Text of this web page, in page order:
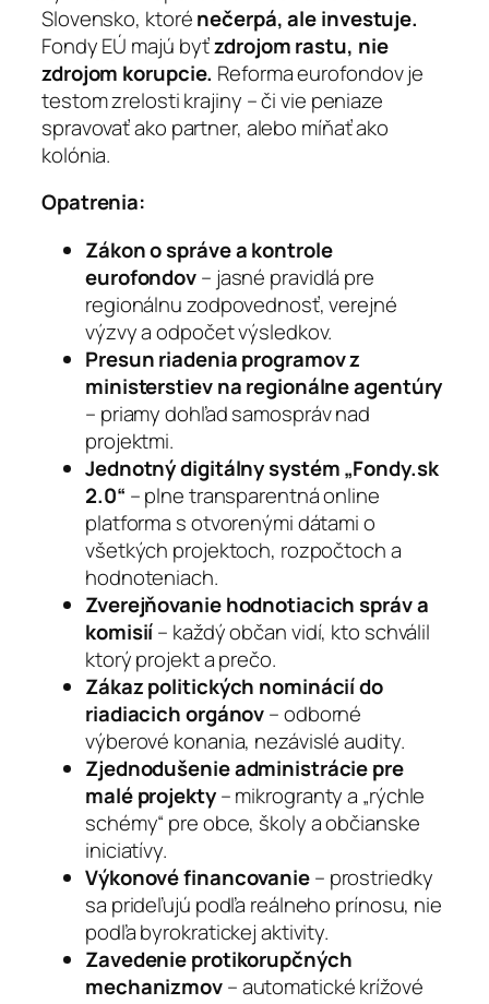
Slovensko, ktorénečerpá, ale investuje.
Fondy EÚ majú byťzdrojom rastu, nie
zdrojom korupcie. Reforma eurofondov je
testom zrelosti krajiny – či vie peniaze
spravovať ako partner, alebo míňať ako
kolónia.
Opatrenia:
Zákon o správe a kontrole
eurofondov– jasné pravidlá pre
regionálnu zodpovednosť, verejné
výzvy a odpočet výsledkov.
Presun riadenia programov z
ministerstiev na regionálne agentúry
– priamy dohľad samospráv nad
projektmi.
Jednotný digitálny systém „Fondy.sk
2.0“ – plne transparentná online
platforma s otvorenými dátami o
všetkých projektoch, rozpočtoch a
hodnoteniach.
Zverejňovanie hodnotiacich správ a
komisií– každý občan vidí, kto schválil
ktorý projekt a prečo.
Zákaz politických nominácií do
riadiacich orgánov– odborné
výberové konania, nezávislé audity.
Zjednodušenie administrácie pre
malé projekty– mikrogranty a „rýchle
schémy“ pre obce, školy a občianske
iniciatívy.
Výkonové financovanie– prostriedky
sa prideľujú podľa reálneho prínosu, nie
podľa byrokratickej aktivity.
Zavedenie protikorupčných
mechanizmov– automatické krížové